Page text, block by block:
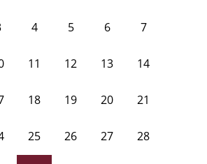
4 5 6 7
11 12 13 14
18 19 20 21
25 26 27 28